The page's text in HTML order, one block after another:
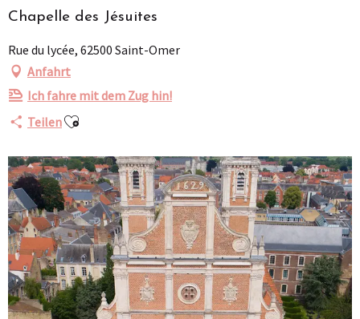
Chapelle des Jésuites
Rue du lycée, 62500 Saint-Omer
Anfahrt
Ich fahre mit dem Zug hin!
TeilenAjouter aux favoris